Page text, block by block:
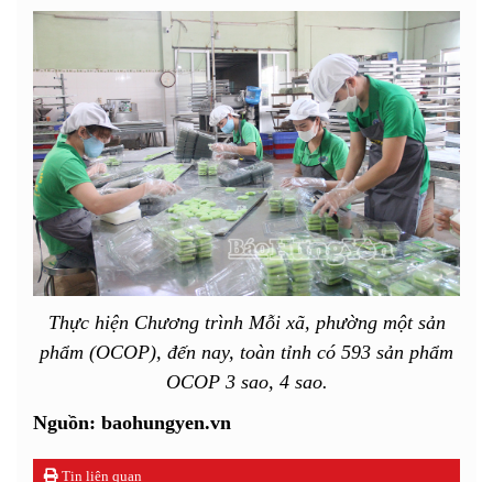
Thực hiện Chương trình Mỗi xã, phường một sản
phẩm (OCOP), đến nay, toàn tỉnh có 593 sản phẩm
OCOP 3 sao, 4 sao.
Nguồn: baohungyen.vn
Tin liên quan